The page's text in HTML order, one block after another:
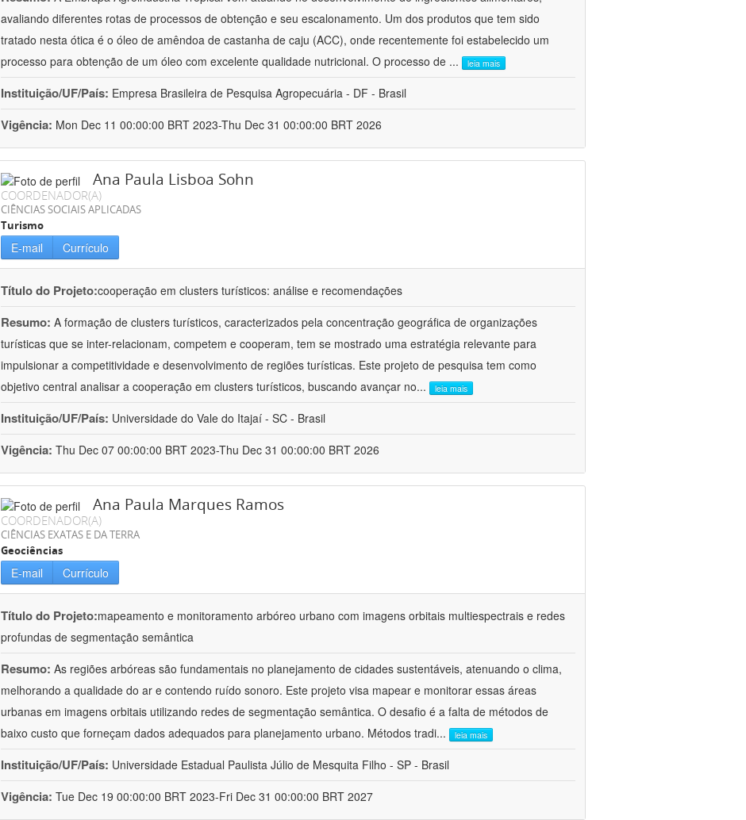
avaliando diferentes rotas de processos de obtenção e seu escalonamento. Um dos produtos que tem sido
tratado nesta ótica é o óleo de amêndoa de castanha de caju (ACC), onde recentemente foi estabelecido um
processo para obtenção de um óleo com excelente qualidade nutricional. O processo de ... leia mais
Instituição/UF/País: Empresa Brasileira de Pesquisa Agropecuária - DF - Brasil
Vigência: Mon Dec 11 00:00:00 BRT 2023-Thu Dec 31 00:00:00 BRT 2026
Ana Paula Lisboa Sohn
COORDENADOR(A)
CIÊNCIAS SOCIAIS APLICADAS
Turismo
E-mail Currículo
Título do Projeto:cooperação em clusters turísticos: análise e recomendações
Resumo: A formação de clusters turísticos, caracterizados pela concentração geográfica de organizações
turísticas que se inter-relacionam, competem e cooperam, tem se mostrado uma estratégia relevante para
impulsionar a competitividade e desenvolvimento de regiões turísticas. Este projeto de pesquisa tem como
objetivo central analisar a cooperação em clusters turísticos, buscando avançar no... leia mais
Instituição/UF/País: Universidade do Vale do Itajaí - SC - Brasil
Vigência: Thu Dec 07 00:00:00 BRT 2023-Thu Dec 31 00:00:00 BRT 2026
Ana Paula Marques Ramos
COORDENADOR(A)
CIÊNCIAS EXATAS E DA TERRA
Geociências
E-mail Currículo
Título do Projeto:mapeamento e monitoramento arbóreo urbano com imagens orbitais multiespectrais e redes
profundas de segmentação semântica
Resumo: As regiões arbóreas são fundamentais no planejamento de cidades sustentáveis, atenuando o clima,
melhorando a qualidade do ar e contendo ruído sonoro. Este projeto visa mapear e monitorar essas áreas
urbanas em imagens orbitais utilizando redes de segmentação semântica. O desafio é a falta de métodos de
baixo custo que forneçam dados adequados para planejamento urbano. Métodos tradi... leia mais
Instituição/UF/País: Universidade Estadual Paulista Júlio de Mesquita Filho - SP - Brasil
Vigência: Tue Dec 19 00:00:00 BRT 2023-Fri Dec 31 00:00:00 BRT 2027